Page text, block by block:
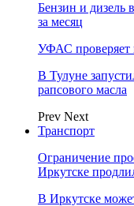
Бензин и дизель
за месяц
УФАС проверяет
В Тулуне
рапсового масла
Prev Next
Транспорт
Ограничение
Иркутске
В Иркутске